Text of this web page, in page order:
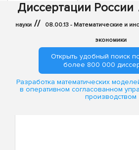
Диссертации России
науки // 08.00.13 - Математические и
экономики
Открыть удобный поиск
более 800 000
Разработка математических
в оперативном согласованном
производством